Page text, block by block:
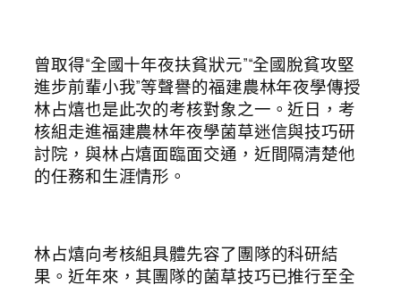
曾取得“全國十年夜扶貧狀元”“全國脫貧攻堅
進步前輩小我”等聲譽的福建農林年夜學傳授
林占熺也是此次的考核對象之一。近日，考
核組走進福建農林年夜學菌草迷信與技巧研
討院，與林占熺面臨面交通，近間隔清楚他
的任務和生涯情形。
林占熺向考核組具體先容了團隊的科研結
果。近年來，其團隊的菌草技巧已推行至全